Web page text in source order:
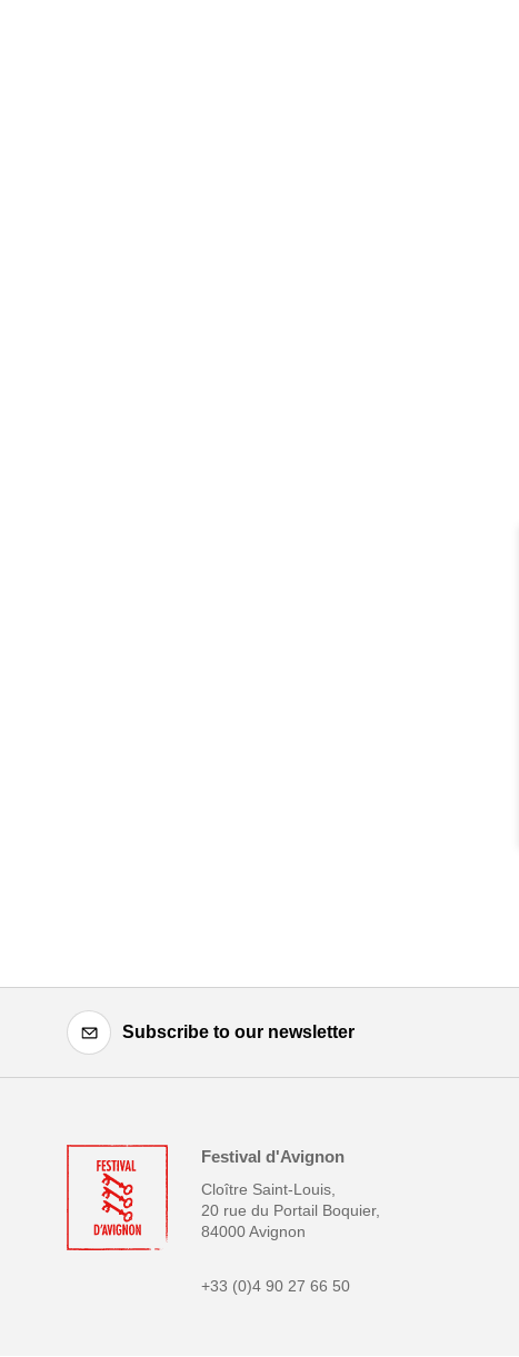
Subscribe to our newsletter
Festival d'Avignon
Cloître Saint-Louis,
20 rue du Portail Boquier,
84000 Avignon
+33 (0)4 90 27 66 50